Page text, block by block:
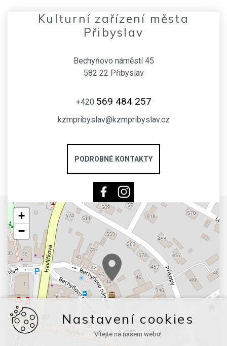
Kulturní zařízení města
Přibyslav
Bechyňovo náměstí 45
582 22 Přibyslav
+420 569 484 257
kzmpribyslav@kzmpribyslav.cz
PODROBNÉ KONTAKTY
+
−
Nastavení cookies
Vítejte na našem webu!